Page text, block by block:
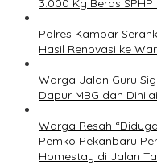
3.000 Kg Beras
Polres Kampar
Hasil Renovasi ke
Warga Jalan Guru
Dapur MBG dan
Warga Resah
Pemko Pekanbaru
Homestay di Jalan